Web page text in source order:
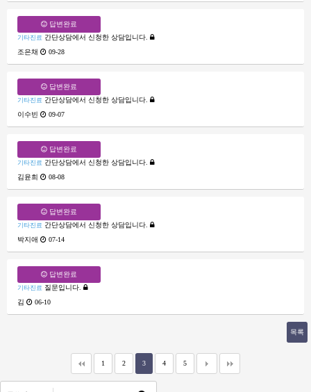
답변완료
기타진료 간단상담에서 신청한 상담입니다.
조은채
09-28
답변완료
기타진료 간단상담에서 신청한 상담입니다.
이수빈
09-07
답변완료
기타진료 간단상담에서 신청한 상담입니다.
김윤희
08-08
답변완료
기타진료 간단상담에서 신청한 상담입니다.
박지애
07-14
답변완료
기타진료 질문입니다.
김
06-10
목록
1 2 3 4 5